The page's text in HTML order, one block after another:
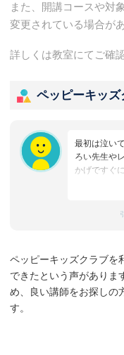
また、開講コースや対
変更されている場合が
詳しくは教室にてご確
ペッピーキッズ
最初は泣い
ろい先生や
かげですぐ
たまにママ
れ、お迎え
3歳児を飽
と思います
が好きなよ
ど、色んな
うになり、
ペッピーキッズクラブを
できたという声がありま
め、良い講師をお探しの
す。